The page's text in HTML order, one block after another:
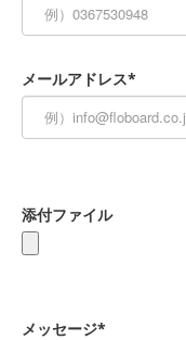
メールアドレス*
添付ファイル
メッセージ*